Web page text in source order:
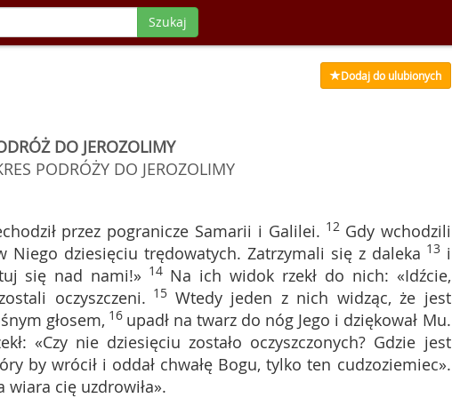
Szukaj
Dodaj do ulubionych
DO JEROZOLIMY
PODRÓŻY DO JEROZOLIMY
przez pogranicze Samarii i Galilei. 12 Gdy wchodzili
Niego dziesięciu trędowatych. Zatrzymali się z daleka 13 i
się nad nami!» 14 Na ich widok rzekł do nich: «Idźcie,
oczyszczeni. 15 Wtedy jeden z nich widząc, że jest
głosem, 16 upadł na twarz do nóg Jego i dziękował Mu.
«Czy nie dziesięciu zostało oczyszczonych? Gdzie jest
by wrócił i oddał chwałę Bogu, tylko ten cudzoziemiec».
wiara cię uzdrowiła».